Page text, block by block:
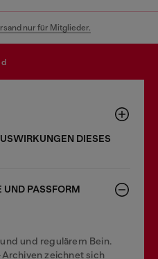
nur für Mitglieder.
DIESES
UND PASSFORM
und regulärem Bein.
zeichnet sich